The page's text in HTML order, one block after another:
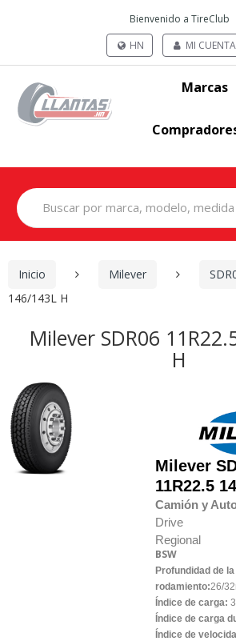
Bienvenido a TireClub
HN
MI CUENTA
Marcas
Search
for:
Inicio Milever
146/143L H
Milever SDR06
H
Milever
11R22.5
Camión y
Drive
Regional
BSW
Profundidad de
rodamiento:26/
Índice de carga:
Índice de carga
Índice de